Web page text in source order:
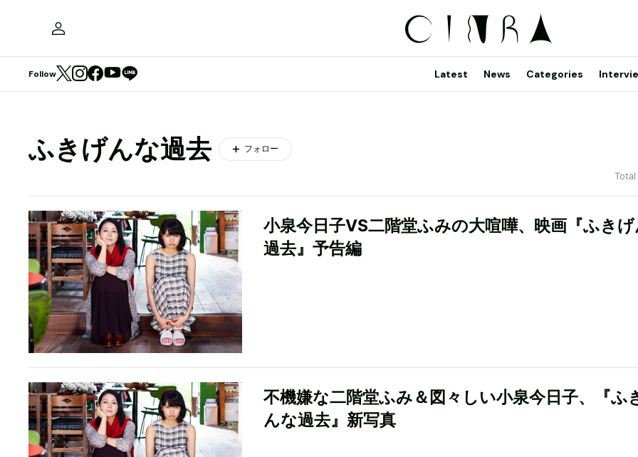
Follow Latest News Categories
ふきげんな過去 フォロー
小泉今日子VS二階堂ふみの大喧嘩、映画『ふき
過去』予告編
不機嫌な二階堂ふみ＆図々しい小泉今日子、『ふ
んな過去』新写真